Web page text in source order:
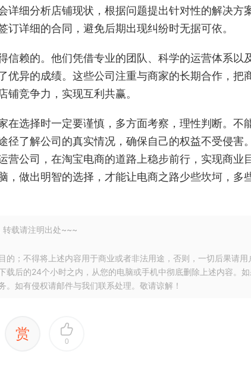
细分析店铺现状，根据问题提出针对性的解决方
详细的合同，避免后期出现纠纷时无据可依。
赖的。他们凭借专业的团队、科学的运营体系以
优异的成绩。这些公司注重与商家的长期合作，把
竞争力，实现互利共赢。
选择时一定要谨慎，多方面考察，理性判断。不
了解公司的真实情况，确保自己的权益不受侵害
公司，在淘宝电商的道路上稳步前行，实现商业
，做出明智的选择，才能让电商之路少些坎坷，多
转载请注明出处~~~
；不得将上述内容用于商业或者非法用途，否则，一切后果请用
载后的24个小时之内，从您的电脑或手机中彻底删除上述内容。如
如有侵权请邮件与我们联系处理。敬请谅解！
赏 0